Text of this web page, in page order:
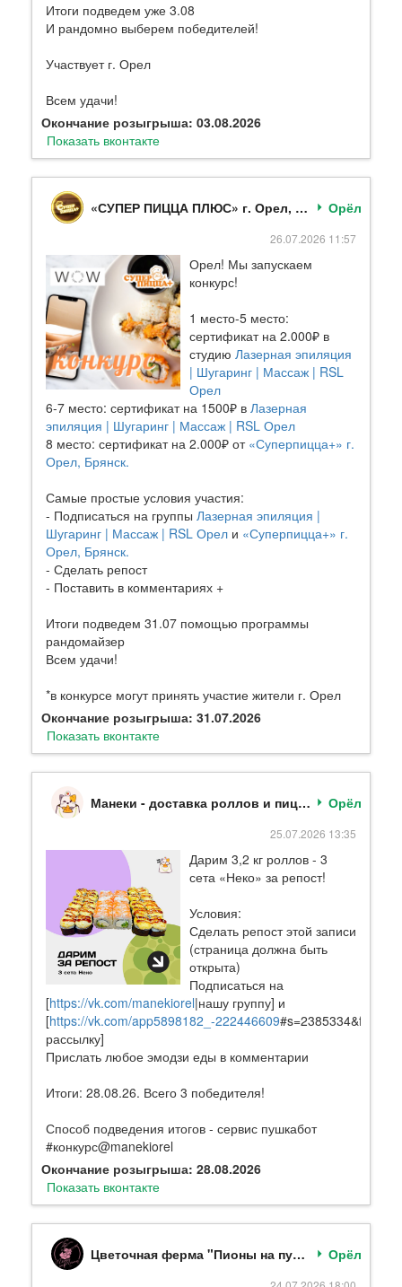
Итоги подведем уже 3.08
И рандомно выберем победителей!
Участвует г. Орел
Всем удачи!
Окончание розыгрыша: 03.08.2026
Показать вконтакте
«СУПЕР ПИЦЦА ПЛЮС» г. Орел, Брянск. Орёл
26.07.2026 11:57
Орел! Мы запускаем
конкурс!
1 место-5 место:
сертификат на 2.000₽ в
студию Лазерная эпиляция
| Шугаринг | Массаж | RSL
Орел
6-7 место: сертификат на 1500₽ в Лазерная
эпиляция | Шугаринг | Массаж | RSL Орел
8 место: сертификат на 2.000₽ от «Суперпицца+» г.
Орел, Брянск.
Самые простые условия участия:
- Подписаться на группы Лазерная эпиляция |
Шугаринг | Массаж | RSL Орел и «Суперпицца+» г.
Орел, Брянск.
- Сделать репост
- Поставить в комментариях +
Итоги подведем 31.07 помощью программы
рандомайзер
Всем удачи!
*в конкурсе могут принять участие жители г. Орел
Окончание розыгрыша: 31.07.2026
Показать вконтакте
Манеки - доставка роллов и пиццы Орел Орёл
25.07.2026 13:35
Дарим 3,2 кг роллов - 3
сета «Неко» за репост!
Условия:
Сделать репост этой записи
(страница должна быть
открыта)
Подписаться на
[https://vk.com/manekiorel|нашу группу] и
[https://vk.com/app5898182_-222446609
рассылку]
Прислать любое эмодзи еды в комментарии
Итоги: 28.08.26. Всего 3 победителя!
Способ подведения итогов - сервис пушкабот
#конкурс@manekiorel
Окончание розыгрыша: 28.08.2026
Показать вконтакте
Цветочная ферма "Пионы на пуантах" Орёл